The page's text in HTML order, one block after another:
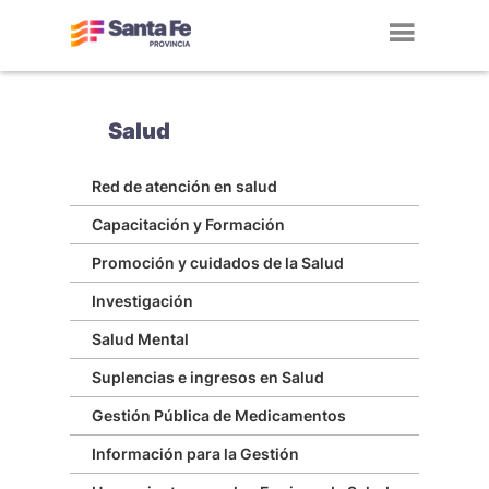
Salud
Red de atención en salud
Capacitación y Formación
Promoción y cuidados de la Salud
Investigación
Salud Mental
Suplencias e ingresos en Salud
Gestión Pública de Medicamentos
Información para la Gestión